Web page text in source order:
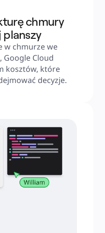
chmury
planszy
w chmurze we
Google Cloud
kosztów, które
decyzje.